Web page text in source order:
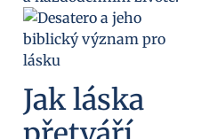
Jak láska